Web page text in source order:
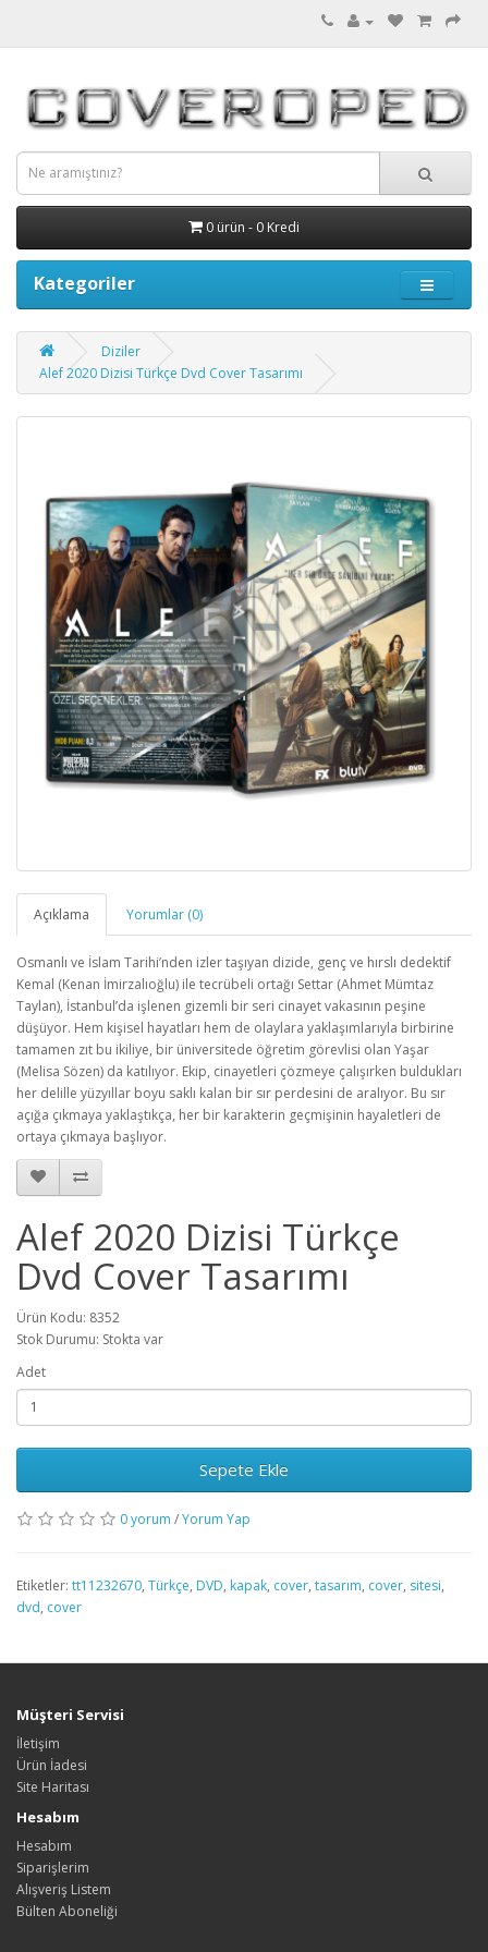
0 ürün - 0 Kredi
Kategoriler
Diziler
Alef 2020 Dizisi Türkçe Dvd Cover Tasarımı
Açıklama Yorumlar (0)
Osmanlı ve İslam Tarihi’nden izler taşıyan dizide, genç ve hırslı dedektif
Kemal (Kenan İmirzalıoğlu) ile tecrübeli ortağı Settar (Ahmet Mümtaz
Taylan), İstanbul’da işlenen gizemli bir seri cinayet vakasının peşine
düşüyor. Hem kişisel hayatları hem de olaylara yaklaşımlarıyla birbirine
tamamen zıt bu ikiliye, bir üniversitede öğretim görevlisi olan Yaşar
(Melisa Sözen) da katılıyor. Ekip, cinayetleri çözmeye çalışırken buldukları
her delille yüzyıllar boyu saklı kalan bir sır perdesini de aralıyor. Bu sır
açığa çıkmaya yaklaştıkça, her bir karakterin geçmişinin hayaletleri de
ortaya çıkmaya başlıyor.
Alef 2020 Dizisi Türkçe
Dvd Cover Tasarımı
Ürün Kodu: 8352
Stok Durumu: Stokta var
Adet
Sepete Ekle
0 yorum /Yorum Yap
Etiketler: tt11232670, Türkçe, DVD, kapak, cover, tasarım, cover, sitesi,
dvd, cover
Müşteri Servisi
İletişim
Ürün İadesi
Site Haritası
Hesabım
Hesabım
Siparişlerim
Alışveriş Listem
Bülten Aboneliği